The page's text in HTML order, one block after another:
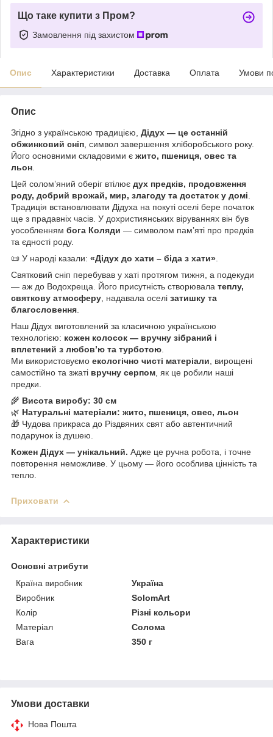
Що таке купити з Пром?
Замовлення під захистом
Опис Характеристики Доставка Оплата Умови
Опис
Згідно з українською традицією, Дідух — це останній
обжинковий сніп , символ завершення хліборобського року.
Його основними складовими є жито, пшениця, овес та
льон
Цей солом’яний оберіг втілює дух предків, продовження
роду, добрий врожай, мир, злагоду та достаток у домі
Традиція встановлювати Дідуха на покуті оселі бере початок
ще з прадавніх часів. У дохристиянських віруваннях він був
уособленням бога Коляди — символом пам’яті про предків
та єдності роду.
📜 У народі казали: «Дідух до хати – біда з хати»
Святковий сніп перебував у хаті протягом тижня, а подекуди
— аж до Водохреща. Його присутність створювала теплу,
святкову атмосферу , надавала оселі затишку та
благословення
Наш Дідух виготовлений за класичною українською
технологією: кожен колосок — вручну зібраний і
вплетений з любов’ю та турботою
Ми використовуємо екологічно чисті матеріали , вирощені
самостійно та зжаті вручну серпом , як це робили наші
предки.
🌾 Висота виробу: 30 см
🌿 Натуральні матеріали: жито, пшениця, овес, льон
🎁 Чудова прикраса до Різдвяних свят або автентичний
подарунок із душею.
Кожен Дідух — унікальний. Адже це ручна робота, і точне
повторення неможливе. У цьому — його особлива цінність та
тепло.
Приховати
Характеристики
Основні атрибути
Країна виробник
Україна
Виробник
SolomArt
Колір
Різні кольори
Матеріал
Солома
Вага
350 г
Умови доставки
Нова Пошта